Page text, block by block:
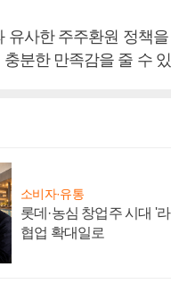
유사한 주주환원 정책
분한 만족감을 줄 수
소비자·유통
롯데·농심 창업주 시대 '
협업 확대일로